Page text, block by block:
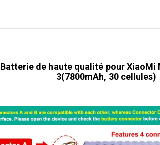
Batterie de haute qualité pour XiaoMi
3(7800mAh, 30 cellules)